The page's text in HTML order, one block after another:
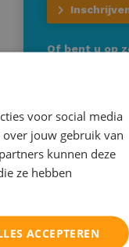
Of bent u op
Iedereen een
Frans op
Spaans op
Ik lach me
Orde in de
voor social media
jouw gebruik van
kunnen deze
ze hebben
ACCEPTEREN